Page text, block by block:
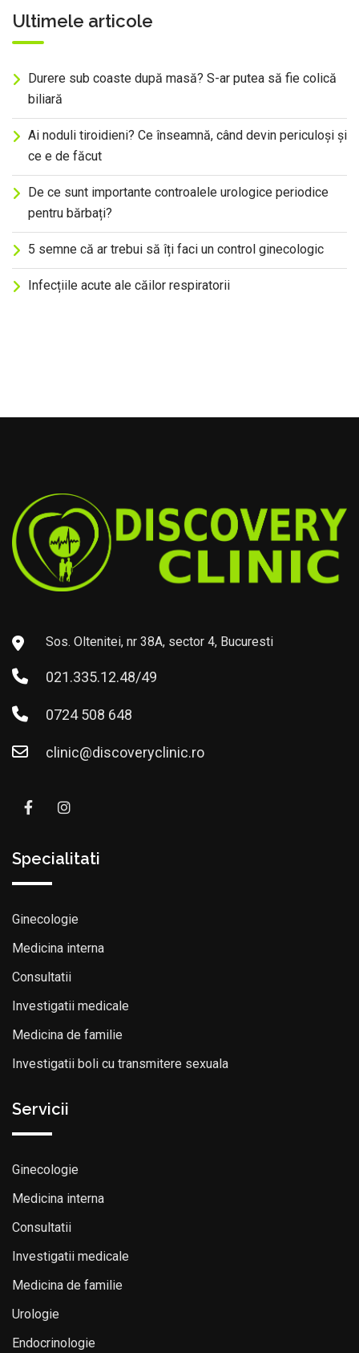
Ultimele articole
Durere sub coaste după masă? S-ar putea să fie colică
biliară
Ai noduli tiroidieni? Ce înseamnă, când devin periculoși și
ce e de făcut
De ce sunt importante controalele urologice periodice
pentru bărbați?
5 semne că ar trebui să îți faci un control ginecologic
Infecțiile acute ale căilor respiratorii
Sos. Oltenitei, nr 38A, sector 4, Bucuresti
021.335.12.48/49
0724 508 648
clinic@discoveryclinic.ro
Specialitati
Ginecologie
Medicina interna
Consultatii
Investigatii medicale
Medicina de familie
Investigatii boli cu transmitere sexuala
Servicii
Ginecologie
Medicina interna
Consultatii
Investigatii medicale
Medicina de familie
Urologie
Endocrinologie